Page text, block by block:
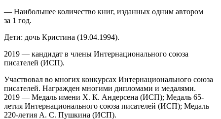
— Наибольшее количество книг, изданных одним автором
за 1 год.
Дети: дочь Кристина (19.04.1994).
2019 — кандидат в члены Интернационального союза
писателей (ИСП).
Участвовал во многих конкурсах Интернационального союза
писателей. Награжден многими дипломами и медалями.
2019 — Медаль имени Х. К. Андерсена (ИСП); Медаль 65-
летия Интернационального союза писателей (ИСП); Медаль
220-летия А. С. Пушкина (ИСП).